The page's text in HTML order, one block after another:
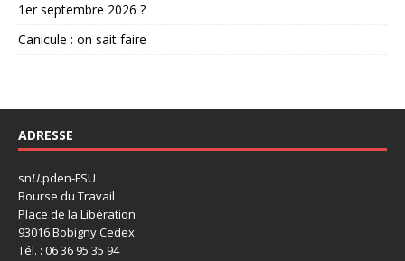
1er septembre 2026 ?
Canicule : on sait faire
ADRESSE
snU.pden-FSU
Bourse du Travail
Place de la Libération
93016 Bobigny Cedex
Tél. : 06 36 95 35 94